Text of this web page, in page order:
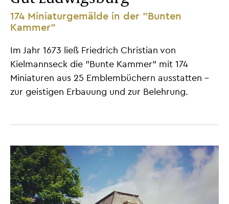
174 Miniaturgemälde in der "Bunten
Kammer"
Im Jahr 1673 ließ Friedrich Christian von
Kielmannseck die "Bunte Kammer" mit 174
Miniaturen aus 25 Emblembüchern ausstatten -
zur geistigen Erbauung und zur Belehrung.